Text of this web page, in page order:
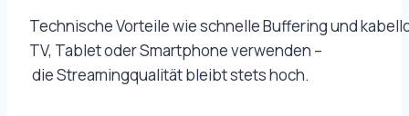
Technische Vorteile wie schnelle Buffering und
TV, Tablet oder Smartphone verwenden –
die Streamingqualität bleibt stets hoch.